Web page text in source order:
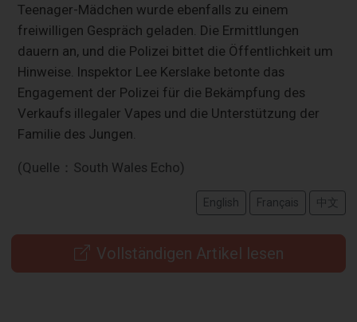
Teenager-Mädchen wurde ebenfalls zu einem
freiwilligen Gespräch geladen. Die Ermittlungen
dauern an, und die Polizei bittet die Öffentlichkeit um
Hinweise. Inspektor Lee Kerslake betonte das
Engagement der Polizei für die Bekämpfung des
Verkaufs illegaler Vapes und die Unterstützung der
Familie des Jungen.
(Quelle：South Wales Echo)
English Français 中文
Vollständigen Artikel lesen